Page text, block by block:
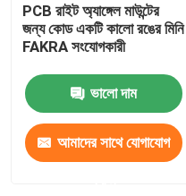
PCB রাইট অ্যাঙ্গেল মাউন্টের
জন্য কোড একটি কালো রঙের মিনি
FAKRA সংযোগকারী
ভালো দাম
আমাদের সাথে যোগাযোগ